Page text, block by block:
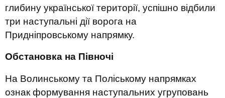
глибину української території, успішно відбили
три наступальні дії ворога на
Придніпровському напрямку.
Обстановка на Півночі
На Волинському та Поліському напрямках
ознак формування наступальних угруповань